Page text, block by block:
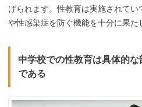
げられます。性教育は実施されて
や性感染症を防ぐ機能を十分に果た
中学校での性教育は具体的
である